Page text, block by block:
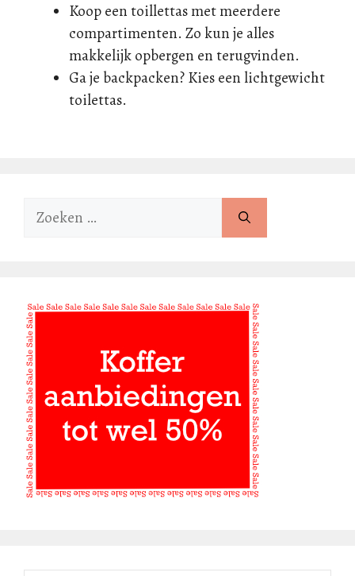
Koop een toillettas met meerdere
compartimenten. Zo kun je alles
makkelijk opbergen en terugvinden.
Ga je backpacken? Kies een lichtgewicht
toilettas.
Zoek